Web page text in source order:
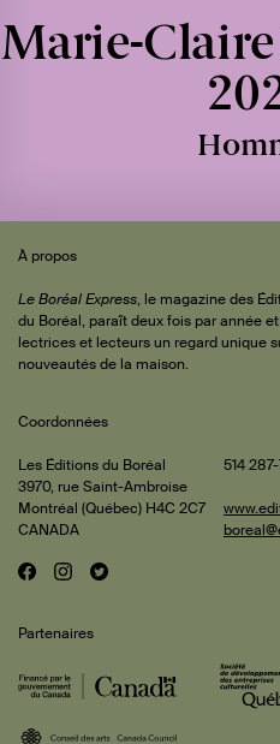
Marie-
de
et
À propos
Le Boréal Express, le magazine des
du Boréal, paraît deux fois par année
lectrices et lecteurs un regard unique
nouveautés de la maison.
Coordonnées
Les Éditions du Boréal
3970, rue Saint-Ambroise
Montréal (Québec) H4C 2C7
CANADA
Réseaux
F
e
o
I
t
g
r
T
t
e
514
Partenaires